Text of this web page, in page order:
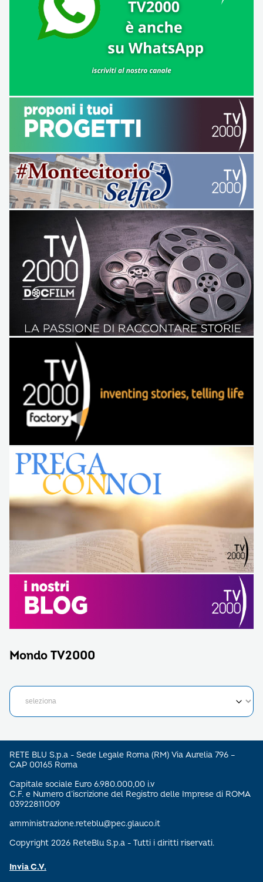
Mondo TV2000
RETE BLU S.p.a - Sede Legale Roma (RM) Via Aurelia 796 –
CAP 00165 Roma
Capitale sociale Euro 6.980.000,00 i.v
C.F. e Numero d’iscrizione del Registro delle Imprese di ROMA
03922811009
amministrazione.reteblu@pec.glauco.it
Copyright 2026 ReteBlu S.p.a - Tutti i diritti riservati.
Invia C.V.